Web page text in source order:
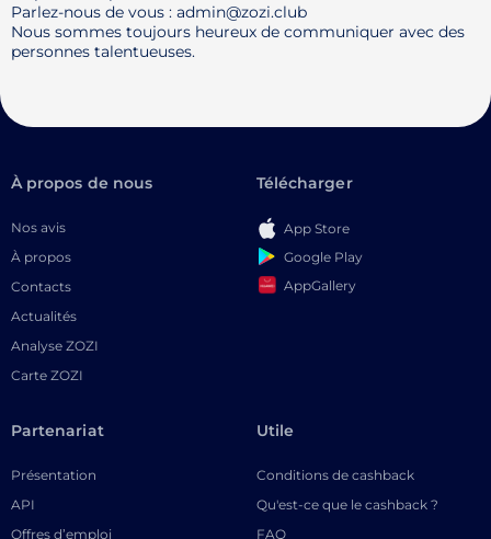
Parlez-nous de vous : admin@zozi.club
Nous sommes toujours heureux de communiquer avec des
personnes talentueuses.
À propos de nous
Nos avis
À propos
Contacts
Actualités
Analyse ZOZI
Carte ZOZI
Télécharger
App Store
Google Play
AppGallery
Partenariat
Présentation
API
Offres d’emploi
Utile
Conditions de cashback
Qu'est-ce que le cashback ?
FAQ